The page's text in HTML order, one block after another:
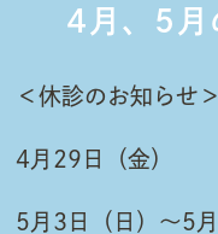
4月、5月
＜休診のお知らせ＞
4月29日（金）
5月3日（日）～5月